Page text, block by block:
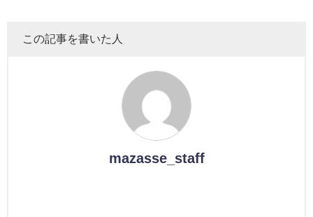
この記事を書いた人
mazasse_staff